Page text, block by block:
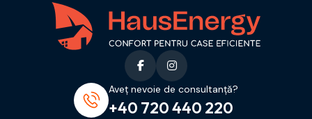
Aveț nevoie de consultanță?
+40 720 440 220